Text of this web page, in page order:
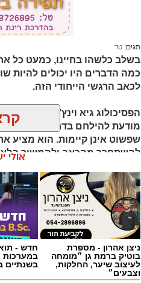
תגים: טד
בשלב כלשהו בחיינו, כמעט כל
כמה הדברים היו יכולים להיות
לכאב הרגשי הייחודי הזה.
הפסיכולוג גיא וינץ' מסביר
מודעת להילחם בדחף הטבעי
שפשוט אינן קיימות. הוא מציע
להשתחרר מהכאב ולהמשיך
הלב שלנו אולי נשבר לפעמים,
אולי
ניצן אהרון - מספרת
בוטיק ברמת גן ״מומחה
לעיצוב שיער, החלקות,
וצבעים״
חדש -
במערכות
בשנתיים